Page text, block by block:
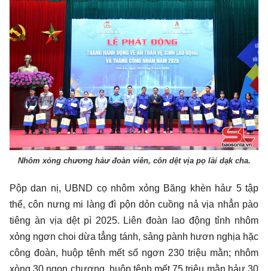
Nhôm xỏng chương hảư đoàn viên, côn dệt vịa pọ lài dạk cha.
Pộp dan nị, UBND cọ nhôm xỏng Băng khèn hảư 5 tập
thể, côn nưng mi làng đì pộn dỏn cuồng nả vịa nhẳn pào
tiêng àn vịa dệt pì 2025. Liên đoàn lao động tỉnh nhôm
xỏng ngơn choi dừa tẳng tánh, sảng pành hươn nghịa hặc
công đoàn, huộp tênh mết số ngơn 230 triệu mằn; nhôm
xòng 30 ngon chương, huộp tênh mết 75 triệu mằn hảư 30